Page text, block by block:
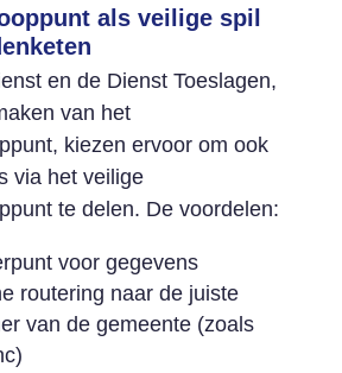
als veilige spil
en de Dienst Toeslagen,
van het
kiezen ervoor om ook
via het veilige
te delen. De voordelen:
voor gegevens
routering naar de juiste
van de gemeente (zoals